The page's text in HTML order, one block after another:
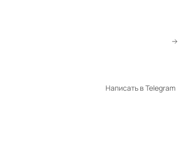
Написать в Telegram